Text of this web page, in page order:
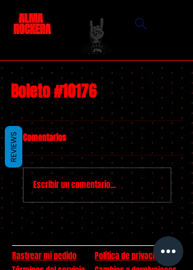
Boleto #10176
Comentarios
Escribir un comentario...
Rastrear mi pedido
Política de privacidad
REVIEWS